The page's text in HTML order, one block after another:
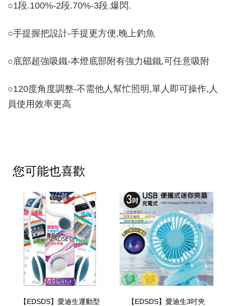
○1段.100%-2段.70%-3段.爆閃.
○手提握把設計-手提更方便,晚上釣魚
○底部超強吸鐵-本燈底部附有強力磁鐵,可任意吸附
○120度角度調整-不需他人幫忙照明,單人即可操作,人
員使用效率更高
您可能也喜歡
【EDSDS】愛迪生運動型
【EDSDS】愛迪生3吋夾